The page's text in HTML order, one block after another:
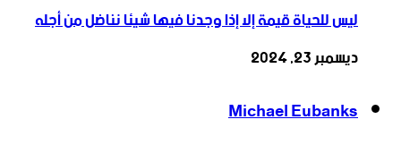
ليس للحياة قيمة إلا إذا وجدنا فيها شيئا نناضل من أجله
ديسمبر 23, 2024
Michael Eubanks